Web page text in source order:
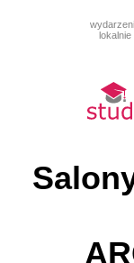
lokalnie